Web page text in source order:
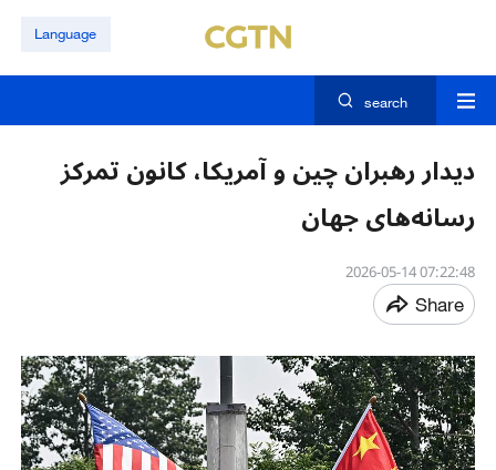
Language
search
دیدار رهبران چین و آمریکا، کانون تمرکز
رسانه‌های جهان
07:22:48 2026-05-14
Share